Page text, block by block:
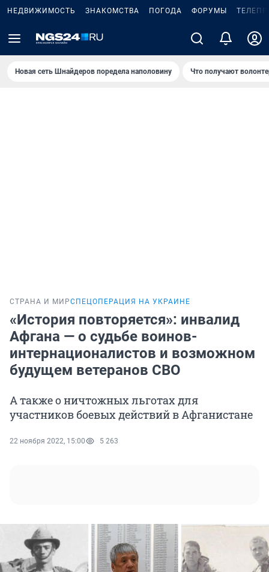
НЕДВИЖИМОСТЬ ЗНАКОМСТВА ПОГОДА ФОРУМЫ
Новая сеть Шнайдеров поредела наполовину Что получают
СТРАНА И МИРСПЕЦОПЕРАЦИЯ НА УКРАИНЕ
«История повторяется»: инвалид
Афгана — о судьбе воинов-
интернационалистов и возможном
будущем ветеранов СВО
А также о ничтожных льготах для
участников боевых действий в Афганистане
22 ноября 2022, 15:00 5 263